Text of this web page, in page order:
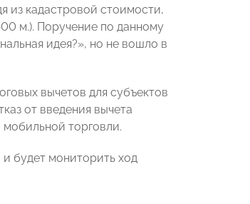
из кадастровой стоимости,
м.). Поручение по данному
идея?», но не вошло в
вычетов для субъектов
от введения вычета
торговли.
будет мониторить ход